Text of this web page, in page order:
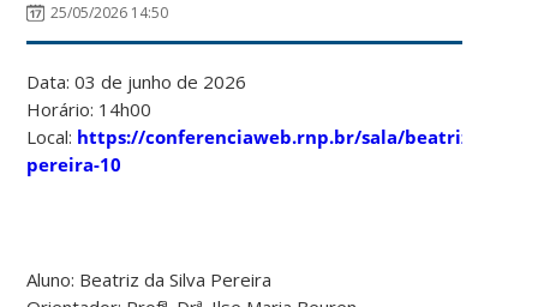
25/05/2026 14:50
Data: 03 de junho de 2026
Horário: 14h00
Local: https://conferenciaweb.rnp.br/sala/beatriz-
pereira-10
Aluno: Beatriz da Silva Pereira